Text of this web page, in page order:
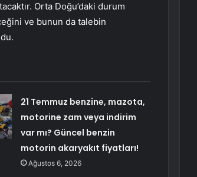
Orta Doğu’daki durum
ve bunun da talebin
21 Temmuz benzine, mazota,
motorine zam veya indirim
var mı? Güncel benzin
motorin akaryakıt fiyatları!
Ağustos 6, 2026